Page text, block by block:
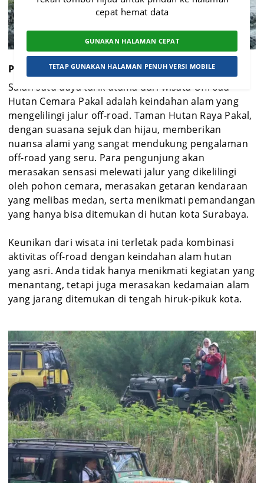
cepat hemat data
GUNAKAN HALAMAN CEPAT
TETAP GUNAKAN HALAMAN PENUH VERSI MOBILE
Pengalaman Wisatawan
Salah satu daya tarik utama dari wisata Offroad
Hutan Cemara Pakal adalah keindahan alam yang
mengelilingi jalur off-road. Taman Hutan Raya Pakal,
dengan suasana sejuk dan hijau, memberikan
nuansa alami yang sangat mendukung pengalaman
off-road yang seru. Para pengunjung akan
merasakan sensasi melewati jalur yang dikelilingi
oleh pohon cemara, merasakan getaran kendaraan
yang melibas medan, serta menikmati pemandangan
yang hanya bisa ditemukan di hutan kota Surabaya.
Keunikan dari wisata ini terletak pada kombinasi
aktivitas off-road dengan keindahan alam hutan
yang asri. Anda tidak hanya menikmati kegiatan yang
menantang, tetapi juga merasakan kedamaian alam
yang jarang ditemukan di tengah hiruk-pikuk kota.